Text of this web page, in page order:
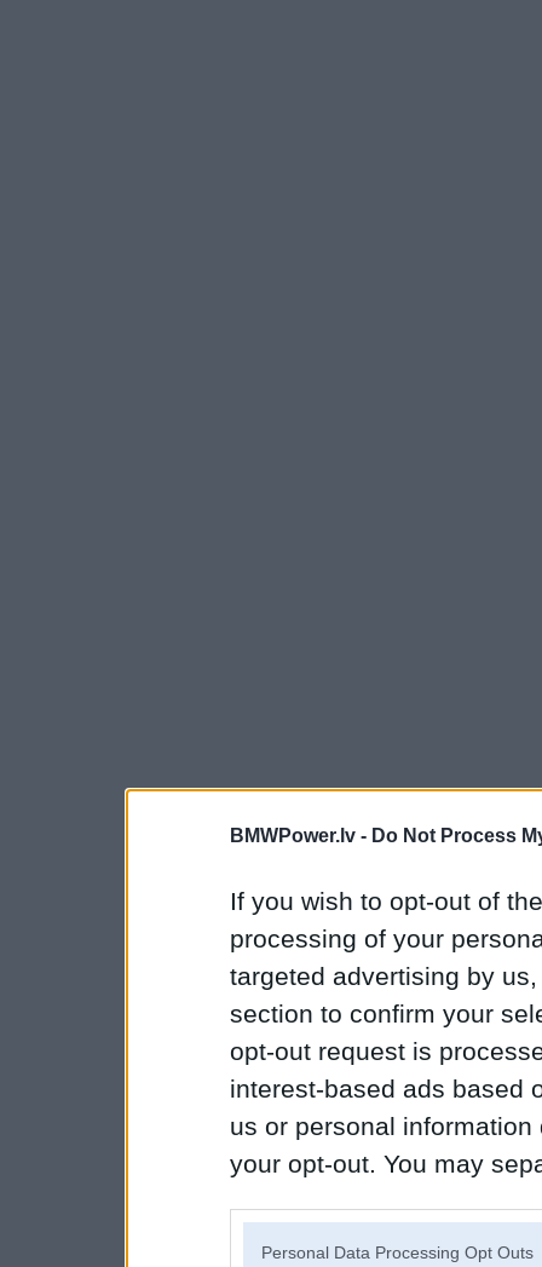
BMWPower.lv - Do Not Process
If you wish to opt-out of
processing of your
targeted advertising by
section to confirm your
opt-out request is
interest-based ads based
us or personal
your opt-out. You may
Personal Data Processing Opt Outs